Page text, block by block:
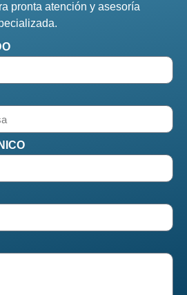
pronta atención y asesoría